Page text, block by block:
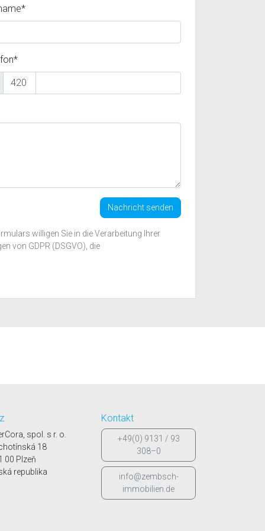
Nachricht senden
willigen Sie in die Verarbeitung Ihrer
von GDPR (DSGVO), die
Kontakt
+49(0) 9131 / 93
308–0
info@zembsch-
immobilien.de
spol. s r. o.
18
00 Plzeň
republika